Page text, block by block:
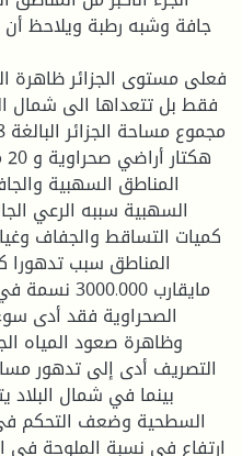
جافة وشبه رطبة ويلاحظ أن
فعلى مستوى الجزائر ظاهرة
فقط بل تتعداها الى شمال
المناطق السهبية
السهبية سببه الرعي
كميات التساقط والجفاف
المناطق سبب تدهورا
مايقارب
الصحراوية فقد أدى سوء
وظاهرة صعود المياه
التصريف أدى إلى تدهور
بينما في شمال البلاد
السطحية وضعف التحكم في
ارتفاع في نسبة الملوحة في